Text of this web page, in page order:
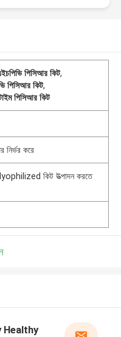
পিসিআর কিট,
পিসিআর কিট,
পিসিআর কিট
নির্ভর করে
কিট উত্পাদন করতে
Healthy